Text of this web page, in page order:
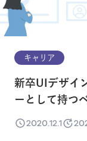
キャリア
新卒UIデザイ
ーとして持つ
2020.12.1